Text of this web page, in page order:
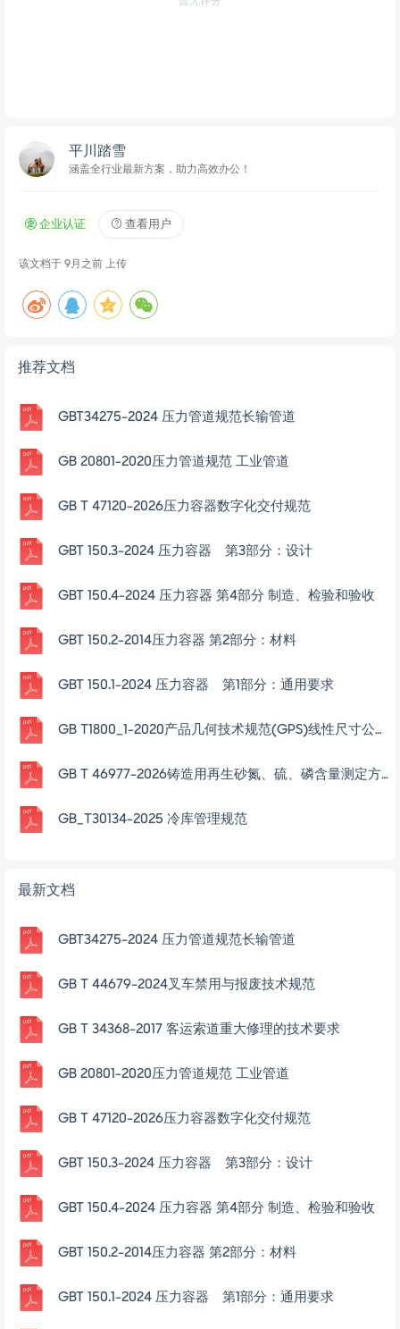
平川踏雪
涵盖全行业最新方案，助力高效办公！
企业认证 查看用户
该文档于 9月之前 上传
推荐文档
GBT34275-2024 压力管道规范长输管道
GB 20801-2020压力管道规范 工业管道
GB T 47120-2026压力容器数字化交付规范
GBT 150.3-2024 压力容器 第3部分：设计
GBT 150.4-2024 压力容器 第4部分 制造、检验和验收
GBT 150.2-2014压力容器 第2部分：材料
GBT 150.1-2024 压力容器 第1部分：通用要求
GB T1800_1-2020产品几何技术规范(GPS)线性尺寸公差ISO代号体系
GB T 46977-2026铸造用再生砂氮、硫、磷含量测定方法
GB_T30134-2025 冷库管理规范
最新文档
GBT34275-2024 压力管道规范长输管道
GB T 44679-2024叉车禁用与报废技术规范
GB T 34368-2017 客运索道重大修理的技术要求
GB 20801-2020压力管道规范 工业管道
GB T 47120-2026压力容器数字化交付规范
GBT 150.3-2024 压力容器 第3部分：设计
GBT 150.4-2024 压力容器 第4部分 制造、检验和验收
GBT 150.2-2014压力容器 第2部分：材料
GBT 150.1-2024 压力容器 第1部分：通用要求